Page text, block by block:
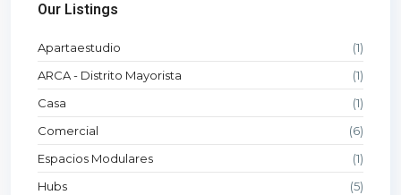
Our Listings
Apartaestudio
(1)
ARCA - Distrito Mayorista
(1)
Casa
(1)
Comercial
(6)
Espacios Modulares
(1)
Hubs
(5)